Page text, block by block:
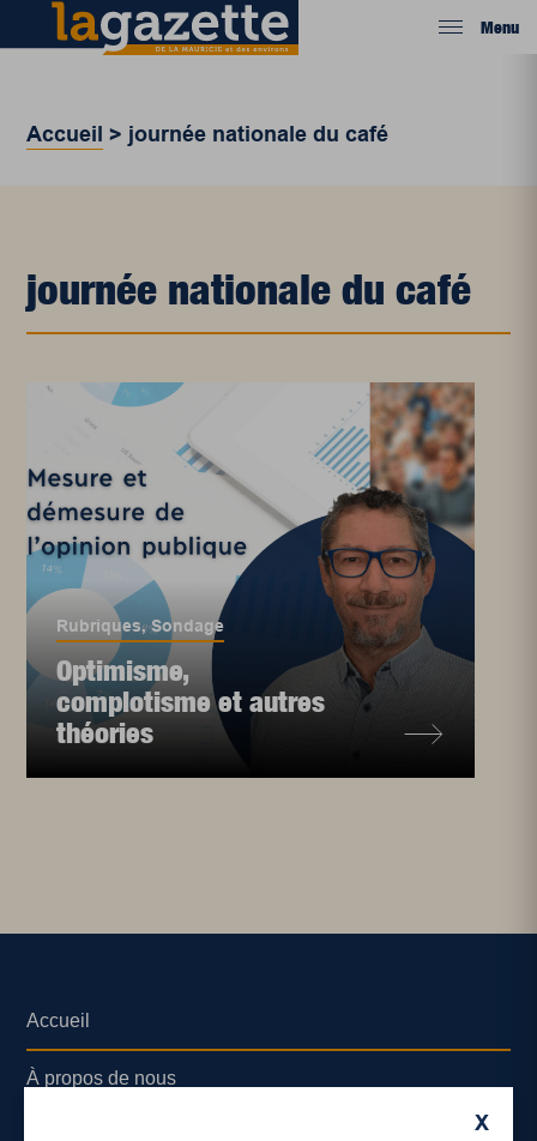
Menu
Accueil > journée nationale du café
journée nationale du café
Rubriques,Sondage
Optimisme,
complotisme et autres
théories
X
Accueil
À propos de nous